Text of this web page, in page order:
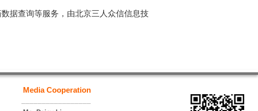
据查询等服务，由北京三人众信信息技
Media Cooperation